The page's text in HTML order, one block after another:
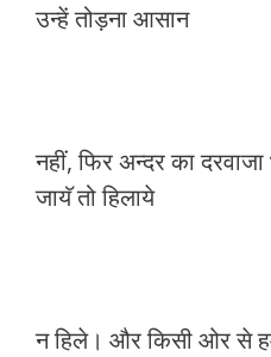
उन्हें तोड़ना आसान
नहीं, फिर अन्दर का
जायॅ तो हिलाये
न हिले। और किसी ओर से